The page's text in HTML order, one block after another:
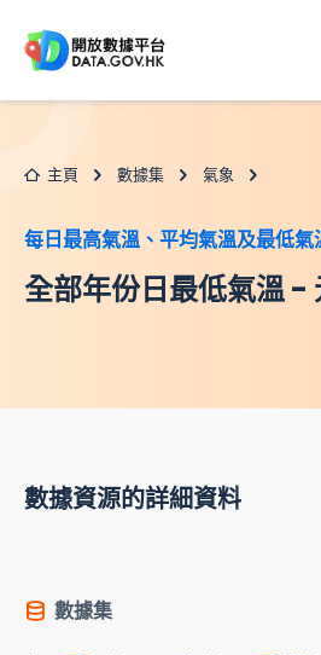
主頁 數據集 氣象
每日最高氣溫、平均氣溫及最低氣
全部年份日最低氣溫 -
數據資源的詳細資料
數據集